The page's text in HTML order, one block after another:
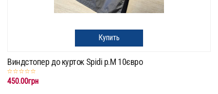
Купить
Виндстопер до курток Spidi p.M 10євро
450.00грн